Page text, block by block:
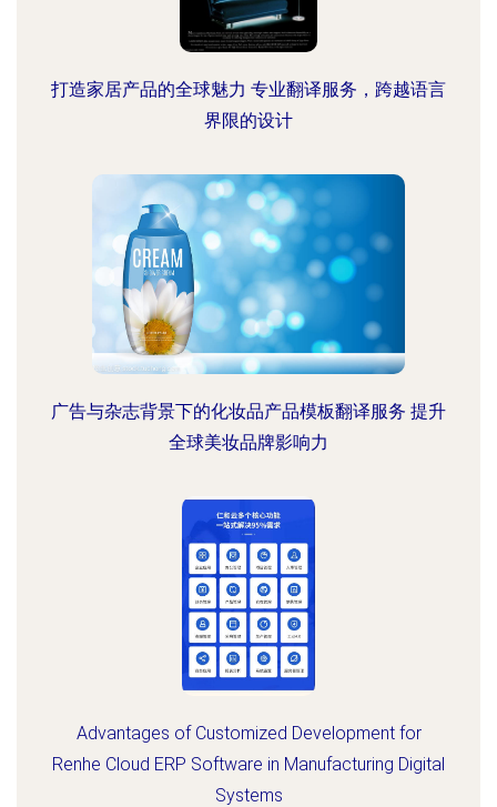
打造家居产品的全球魅力 专业翻译服务，跨越语言
界限的设计
广告与杂志背景下的化妆品产品模板翻译服务 提升
全球美妆品牌影响力
Advantages of Customized Development for
Renhe Cloud ERP Software in Manufacturing Digital
Systems